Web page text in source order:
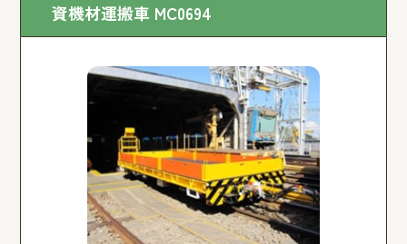
資機材運搬車 MC0694